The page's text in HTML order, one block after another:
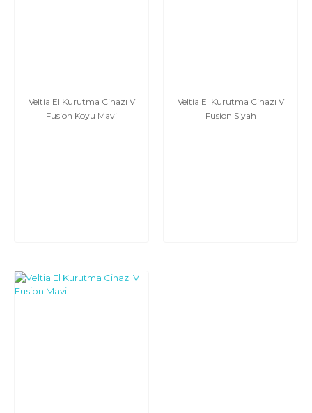
Veltia El Kurutma Cihazı V
Fusion Koyu Mavi
Veltia El Kurutma Cihazı V
Fusion Siyah